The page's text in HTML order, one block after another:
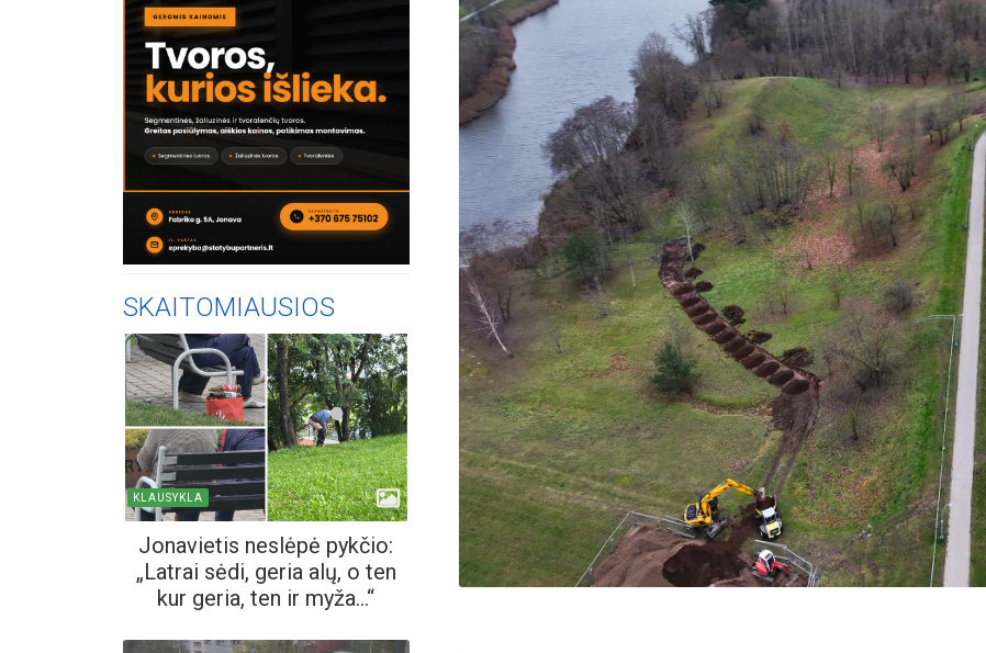
SKAITOMIAUSIOS
KLAUSYKLA
Jonavietis neslėpė pykčio:
„Latrai sėdi, geria alų, o ten
kur geria, ten ir myža...“